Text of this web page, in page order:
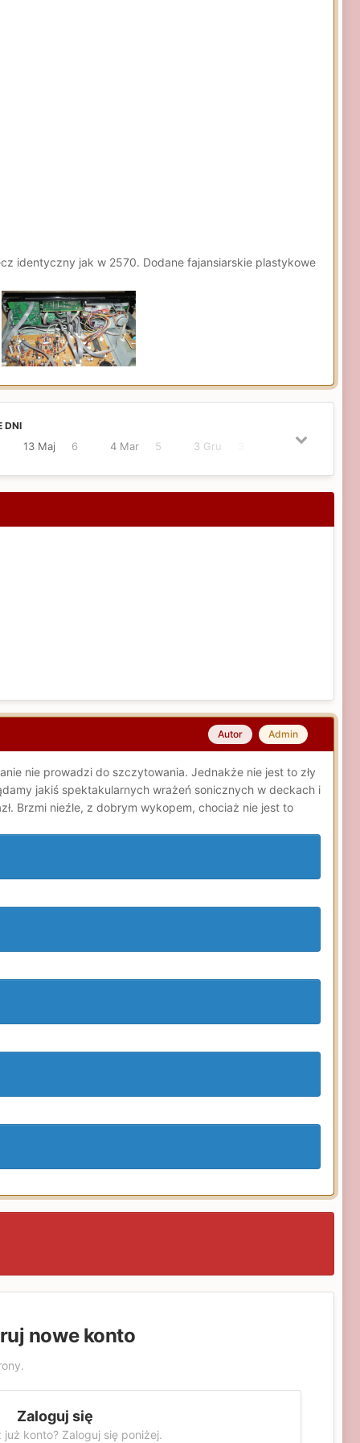
identyczny jak w 2570. Dodane fajansiarskie plastykowe
DNI
13 Maj 6 4 Mar 5 3 Gru
Autor Admin
nie prowadzi do szczytowania. Jednakże nie jest to zły
jakiś spektakularnych wrażeń sonicznych w deckach i
Brzmi nieźle, z dobrym wykopem, chociaż nie jest to
nowe konto
Zaloguj się
już konto? Zaloguj się poniżej.